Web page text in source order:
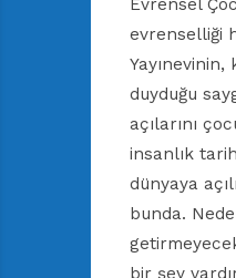
Evrensel
evrenselliği
duyduğu
açılarını
insanlık
dünyaya
bunda.
bir şey